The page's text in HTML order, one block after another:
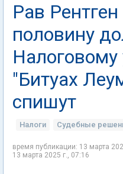
Рав
половину
"Битуах
спишут
Налоги Судебные
время публикации: 13 марта
13 марта 2025 г., 07:16